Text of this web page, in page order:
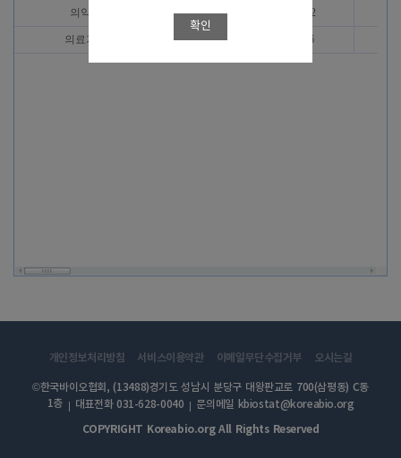
의약품 696 -10.2
의료기기 511 14.6
확인
개인정보처리방침 서비스이용약관 이메일무단수집거부 오시는길
©한국바이오협회, (13488)경기도 성남시 분당구 대왕판교로 700(삼평동) C동
1층
대표전화 031-628-0040
문의메일 kbiostat@koreabio.org
COPYRIGHT Koreabio.org All Rights Reserved